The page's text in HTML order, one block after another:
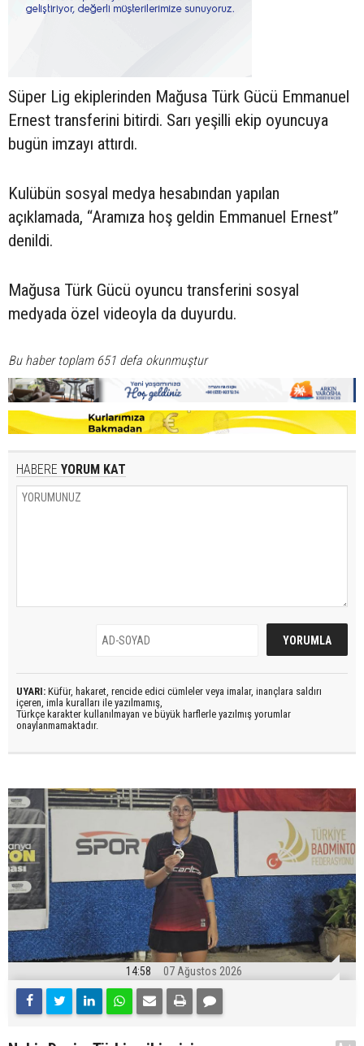
Süper Lig ekiplerinden Mağusa Türk Gücü Emmanuel
Ernest transferini bitirdi. Sarı yeşilli ekip oyuncuya
bugün imzayı attırdı.
Kulübün sosyal medya hesabından yapılan
açıklamada, “Aramıza hoş geldin Emmanuel Ernest”
denildi.
Mağusa Türk Gücü oyuncu transferini sosyal
medyada özel videoyla da duyurdu.
Bu haber toplam 651 defa okunmuştur
HABERE YORUM KAT
UYARI: Küfür, hakaret, rencide edici cümleler veya imalar, inançlara saldırı
içeren, imla kuralları ile yazılmamış,
Türkçe karakter kullanılmayan ve büyük harflerle yazılmış yorumlar
onaylanmamaktadır.
14:58 07 Ağustos 2026